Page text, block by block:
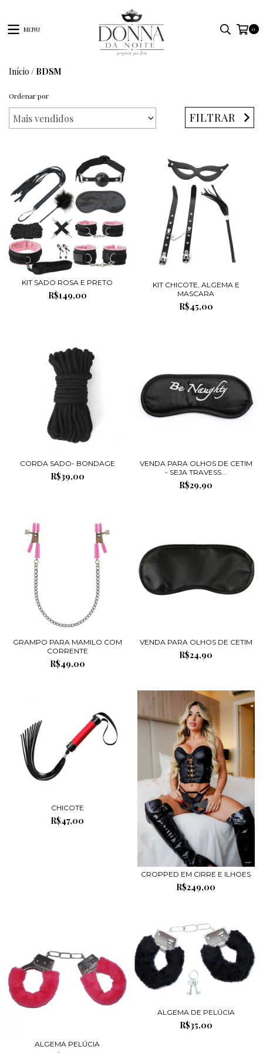
MENU 0
Início / BDSM
Ordenar por
FILTRAR
KIT SADO ROSA E PRETO
R$149,00
KIT CHICOTE, ALGEMA E
MASCARA
R$45,00
CORDA SADO- BONDAGE
R$39,00
VENDA PARA OLHOS DE CETIM
- SEJA TRAVESS...
R$29,90
GRAMPO PARA MAMILO COM
CORRENTE
R$49,00
VENDA PARA OLHOS DE CETIM
R$24,90
CHICOTE
R$47,00
CROPPED EM CIRRE E ILHOES
R$249,00
ALGEMA PELÚCIA
ALGEMA DE PELÚCIA
R$35,00